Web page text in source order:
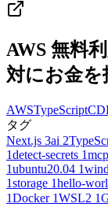
AWS 無料
対にお金を
AWSTypeScript
タグ
Next.js 3ai 2
1detect-secrets 1mcp
1ubuntu20.04 1
1storage 1hello-
1Docker 1WSL2 1